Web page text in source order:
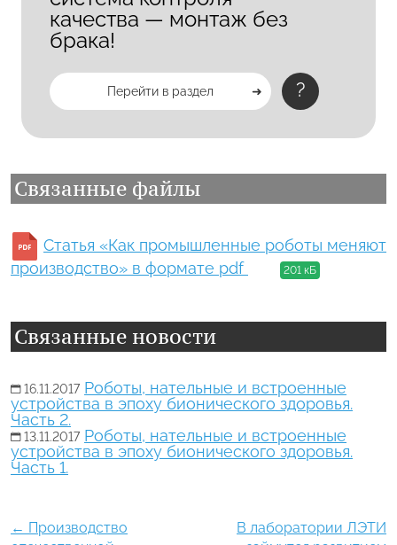
качества — монтаж без
брака!
Перейти в раздел ?
Связанные файлы
Статья «Как промышленные роботы меняют
производство» в формате pdf
201 кБ
Связанные новости
16.11.2017 Роботы, нательные и встроенные
устройства в эпоху бионического здоровья.
Часть 2.
13.11.2017 Роботы, нательные и встроенные
устройства в эпоху бионического здоровья.
Часть 1.
← Производство
В лаборатории ЛЭТИ